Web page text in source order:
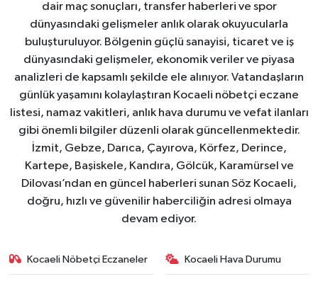
dair maç sonuçları, transfer haberleri ve spor
dünyasındaki gelişmeler anlık olarak okuyucularla
buluşturuluyor. Bölgenin güçlü sanayisi, ticaret ve iş
dünyasındaki gelişmeler, ekonomik veriler ve piyasa
analizleri de kapsamlı şekilde ele alınıyor. Vatandaşların
günlük yaşamını kolaylaştıran Kocaeli nöbetçi eczane
listesi, namaz vakitleri, anlık hava durumu ve vefat ilanları
gibi önemli bilgiler düzenli olarak güncellenmektedir.
İzmit, Gebze, Darıca, Çayırova, Körfez, Derince,
Kartepe, Başiskele, Kandıra, Gölcük, Karamürsel ve
Dilovası’ndan en güncel haberleri sunan Söz Kocaeli,
doğru, hızlı ve güvenilir haberciliğin adresi olmaya
devam ediyor.
Kocaeli Nöbetçi Eczaneler Kocaeli Hava Durumu